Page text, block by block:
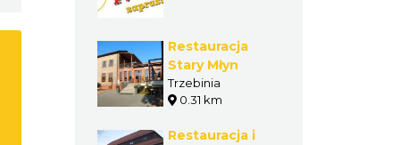
Restauracja
Stary Młyn
Trzebinia
0.31 km
Restauracja i